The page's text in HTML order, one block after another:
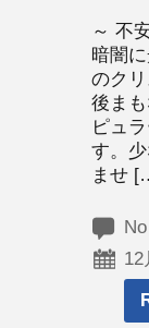
～ 不
暗闇
のク
後ま
ピュ
す。
ませ
12